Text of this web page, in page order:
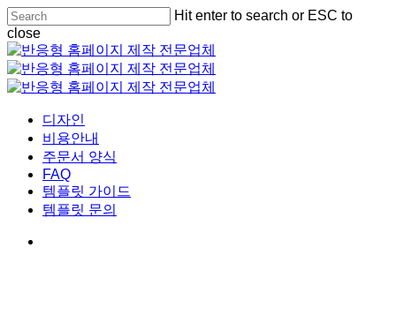
Skip
to
main
content
Hit enter to search or ESC to
close
Close
Search
Menu
디자인
비용안내
주문서 양식
FAQ
템플릿 가이드
템플릿 문의